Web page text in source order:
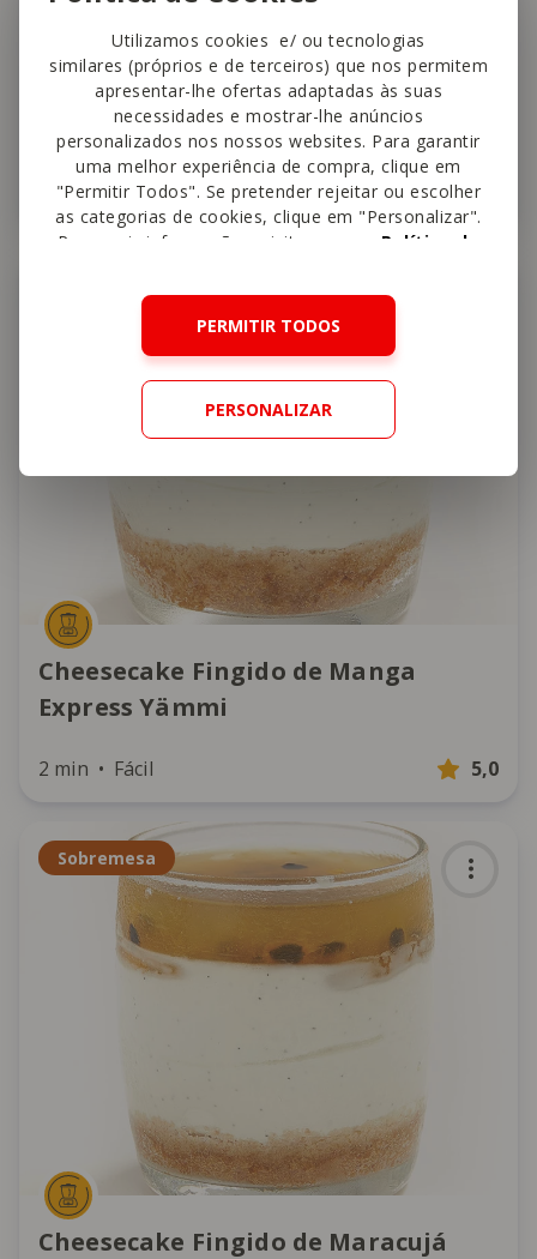
Utilizamos cookies e/ ou tecnologias
similares (próprios e de terceiros) que nos permitem
apresentar-lhe ofertas adaptadas às suas
necessidades e mostrar-lhe anúncios
personalizados nos nossos websites. Para garantir
uma melhor experiência de compra, clique em
"Permitir Todos". Se pretender rejeitar ou escolher
as categorias de cookies, clique em "Personalizar".
Para mais informações, visite a nossa Política de
PERMITIR TODOS
PERSONALIZAR
Cheesecake Fingido de Caramelo
Express Yämmi
2 min Fácil 5,0
Cheesecake Fingido de Manga
Express Yämmi
2 min Fácil 5,0
Sobremesa
Cheesecake Fingido de Maracujá